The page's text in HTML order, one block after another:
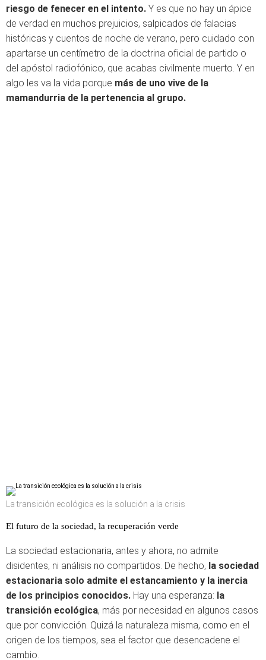
riesgo de fenecer en el intento. Y es que no hay un ápice
de verdad en muchos prejuicios, salpicados de falacias
históricas y cuentos de noche de verano, pero cuidado con
apartarse un centímetro de la doctrina oficial de partido o
del apóstol radiofónico, que acabas civilmente muerto. Y en
algo les va la vida porque más de uno vive de la
mamandurria de la pertenencia al grupo.
La transición ecológica es la solución a la crisis
El futuro de la sociedad, la recuperación verde
La sociedad estacionaria, antes y ahora, no admite
disidentes, ni análisis no compartidos. De hecho, la sociedad
estacionaria solo admite el estancamiento y la inercia
de los principios conocidos. Hay una esperanza: la
transición ecológica, más por necesidad en algunos casos
que por convicción. Quizá la naturaleza misma, como en el
origen de los tiempos, sea el factor que desencadene el
cambio.